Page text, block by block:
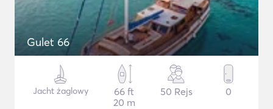
Gulet 66
Jacht żaglowy
66 ft
20 m
50 Rejs 0